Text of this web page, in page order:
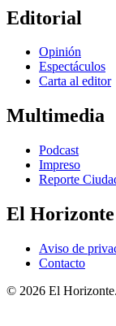
Editorial
Opinión
Espectáculos
Carta al editor
Multimedia
Podcast
Impreso
Reporte
El Horizonte
Aviso de
Contacto
© 2026 El Horizonte.